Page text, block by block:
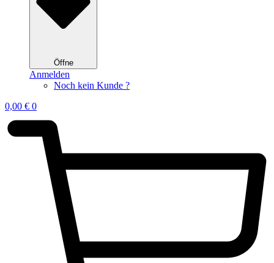
Öffne
Anmelden
Noch kein Kunde ?
0,00 € 0